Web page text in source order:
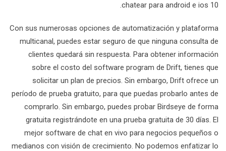
chatear para android e ios 10.
Con sus numerosas opciones de automatización y plataforma
multicanal, puedes estar seguro de que ninguna consulta de
clientes quedará sin respuesta. Para obtener información
sobre el costo del software program de Drift, tienes que
solicitar un plan de precios. Sin embargo, Drift ofrece un
período de prueba gratuito, para que puedas probarlo antes de
comprarlo. Sin embargo, puedes probar Birdseye de forma
gratuita registrándote en una prueba gratuita de 30 días. El
mejor software de chat en vivo para negocios pequeños o
medianos con visión de crecimiento. No podemos enfatizar lo